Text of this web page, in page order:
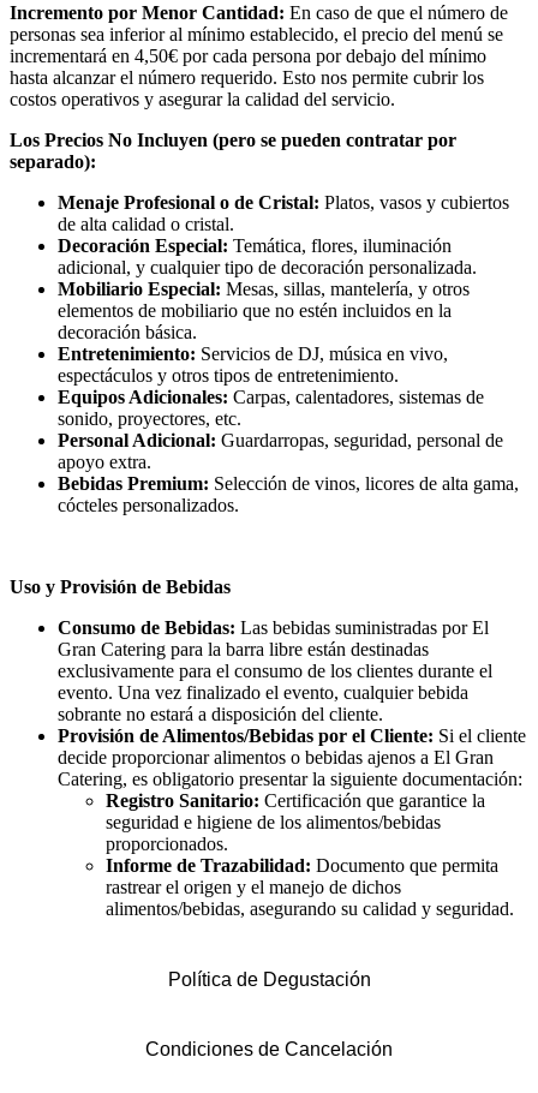
Política de Degustación
Condiciones de Cancelación
Incremento por Menor Cantidad: En caso de que el número de
personas sea inferior al mínimo establecido, el precio del menú se
incrementará en 4,50€ por cada persona por debajo del mínimo
hasta alcanzar el número requerido. Esto nos permite cubrir los
costos operativos y asegurar la calidad del servicio.
Los Precios No Incluyen (pero se pueden contratar por
separado):
Menaje Profesional o de Cristal: Platos, vasos y cubiertos
de alta calidad o cristal.
Decoración Especial: Temática, flores, iluminación
adicional, y cualquier tipo de decoración personalizada.
Mobiliario Especial: Mesas, sillas, mantelería, y otros
elementos de mobiliario que no estén incluidos en la
decoración básica.
Entretenimiento: Servicios de DJ, música en vivo,
espectáculos y otros tipos de entretenimiento.
Equipos Adicionales: Carpas, calentadores, sistemas de
sonido, proyectores, etc.
Personal Adicional: Guardarropas, seguridad, personal de
apoyo extra.
Bebidas Premium: Selección de vinos, licores de alta gama,
cócteles personalizados.
Uso y Provisión de Bebidas
Consumo de Bebidas: Las bebidas suministradas por El
Gran Catering para la barra libre están destinadas
exclusivamente para el consumo de los clientes durante el
evento. Una vez finalizado el evento, cualquier bebida
sobrante no estará a disposición del cliente.
Provisión de Alimentos/Bebidas por el Cliente: Si el cliente
decide proporcionar alimentos o bebidas ajenos a El Gran
Catering, es obligatorio presentar la siguiente documentación:
Registro Sanitario: Certificación que garantice la
seguridad e higiene de los alimentos/bebidas
proporcionados.
Informe de Trazabilidad: Documento que permita
rastrear el origen y el manejo de dichos
alimentos/bebidas, asegurando su calidad y seguridad.